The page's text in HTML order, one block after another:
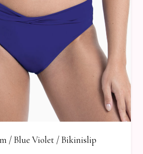
/ Blue Violet / Bikinislip